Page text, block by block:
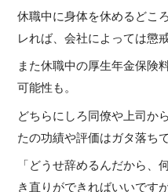
休職中に身体を休めるどこ
レれば、会社によっては懲
また休職中の厚生年金保険
可能性も。
どちらにしろ同僚や上司か
たの功績や評価はガタ落ちで
「どうせ辞めるんだから、
き直りができればいいです